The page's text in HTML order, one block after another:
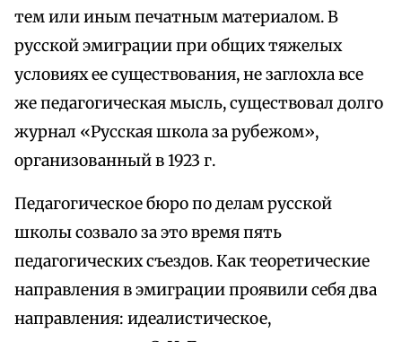
тем или иным печатным материалом. В
русской эмиграции при общих тяжелых
условиях ее существования, не заглохла все
же педагогическая мысль, существовал долго
журнал «Русская школа за рубежом»,
организованный в 1923 г.
Педагогическое бюро по делам русской
школы созвало за это время пять
педагогических съездов. Как теоретические
направления в эмиграции проявили себя два
направления: идеалистическое,